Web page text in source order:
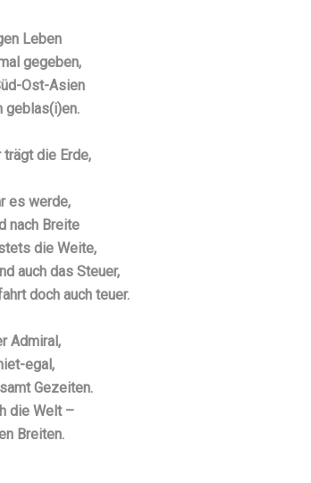
Leben
gegeben,
Ost-Asien
geblas(i)en.
die Erde,
es werde,
nach Breite
die Weite,
auch das Steuer,
doch auch teuer.
Admiral,
egal,
Gezeiten.
die Welt –
Breiten.